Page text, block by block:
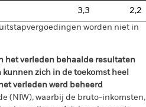
3,3
2,2
worden niet in
het verleden behaalde resultaten
zich in de toekomst heel
verleden werd beheerd
(NIW), waarbij de bruto-inkomsten,